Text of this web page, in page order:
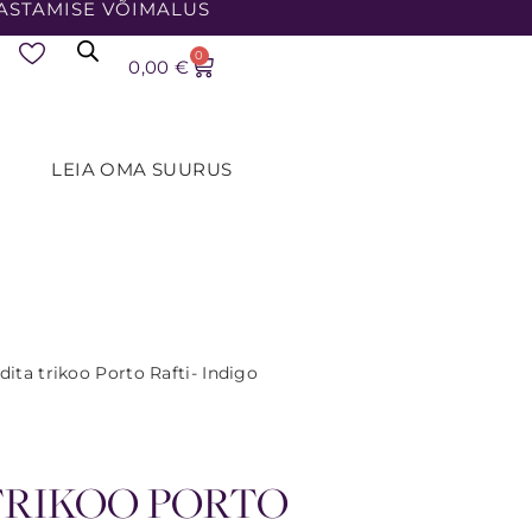
VÕIMALUS
0,00€ 0
LEIA OMA SUURUS
trikoo Porto Rafti- Indigo
PORTO